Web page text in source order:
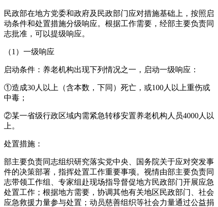
民政部在地方党委和政府及民政部门应对措施基础上，按照启
动条件和处置措施分级响应。根据工作需要，经部主要负责同
志批准，可以提级响应。
（1）一级响应
启动条件：养老机构出现下列情况之一，启动一级响应：
①造成30人以上（含本数，下同）死亡，或100人以上重伤或
中毒；
②某一省级行政区域内需紧急转移安置养老机构人员4000人以
上。
处置措施：
部主要负责同志组织研究落实党中央、国务院关于应对突发事
件的决策部署，指挥处置工作重要事项。视情由部主要负责同
志带领工作组、专家组赴现场指导督促地方民政部门开展应急
处置工作；根据地方需要，协调其他有关地区民政部门、社会
应急救援力量参与处置；动员慈善组织等社会力量通过公益捐